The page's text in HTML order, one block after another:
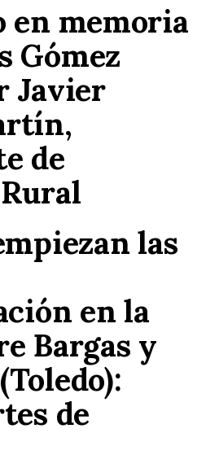
en memoria
Gómez
Javier
de
las
en la
Bargas y
de